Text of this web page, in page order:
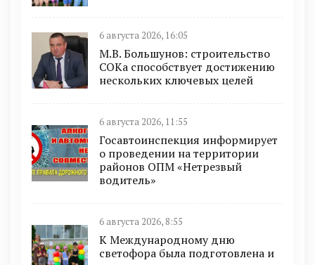
6 августа 2026, 16:05
М.В. Большунов: строительство
СОКа способствует достижению
нескольких ключевых целей
6 августа 2026, 11:55
Госавтоинспекция информирует
о проведении на территории
районов ОПМ «Нетрезвый
водитель»
6 августа 2026, 8:55
К Международному дню
светофора была подготовлена и